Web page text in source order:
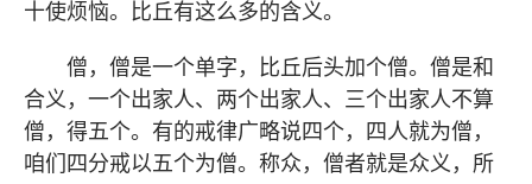
十使烦恼。比丘有这么多的含义。
僧，僧是一个单字，比丘后头加个僧。僧是和
合义，一个出家人、两个出家人、三个出家人不算
僧，得五个。有的戒律广略说四个，四人就为僧，
咱们四分戒以五个为僧。称众，僧者就是众义，所